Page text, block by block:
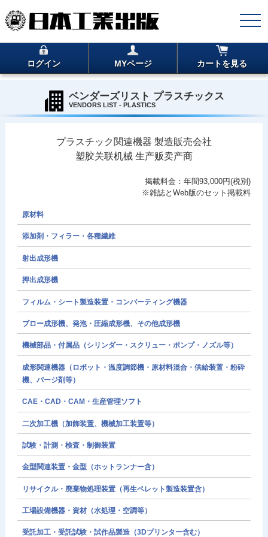
ログイン MYページ カートを見る
ベンダーズリスト プラスチックス
VENDORS LIST - PLASTICS
プラスチック関連機器 製造販売会社
塑胶关联机械 生产贩卖产商
掲載料金：年間93,000円(税別)
※雑誌とWeb版のセット掲載料
原材料
添加剤・フィラー・各種繊維
射出成形機
押出成形機
フィルム・シート製造装置・コンバーティング機器
ブロー成形機、発泡・圧縮成形機、その他成形機
機械部品・付属品（シリンダー・スクリュー・ポンプ・ノズル等）
成形関連機器（ロボット・温度調節機・原材料混合・供給装置・粉砕
機、パージ剤等）
CAE・CAD・CAM・生産管理ソフト
二次加工機（加飾装置、機械加工装置等）
試験・計測・検査・制御装置
金型関連装置・金型（ホットランナー含）
リサイクル・廃棄物処理装置（再生ペレット製造装置含）
工場設備機器・資材（水処理・空調等）
受託加工・受託試験・試作品製造（3Dプリンター含む）